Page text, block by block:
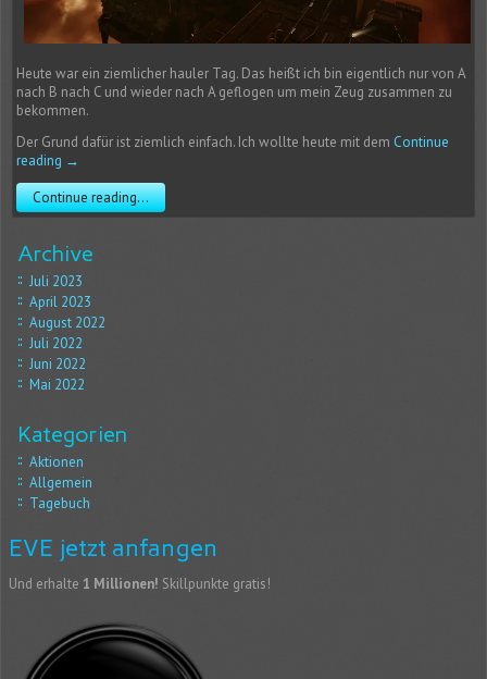
Heute war ein ziemlicher hauler Tag. Das heißt ich bin eigentlich nur von A
nach B nach C und wieder nach A geflogen um mein Zeug zusammen zu
bekommen.
Der Grund dafür ist ziemlich einfach. Ich wollte heute mit dem Continue
reading →
Continue reading...
Archive
Juli 2023
April 2023
August 2022
Juli 2022
Juni 2022
Mai 2022
Kategorien
Aktionen
Allgemein
Tagebuch
EVE jetzt anfangen
Und erhalte 1 Millionen! Skillpunkte gratis!